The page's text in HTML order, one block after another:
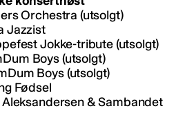
Orchestra (utsolgt)
Jazzist
Jokke-tribute (utsolgt)
Boys (utsolgt)
Boys (utsolgt)
Fødsel
Aleksandersen & Sambandet